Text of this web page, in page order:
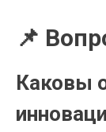
📌
Каковы